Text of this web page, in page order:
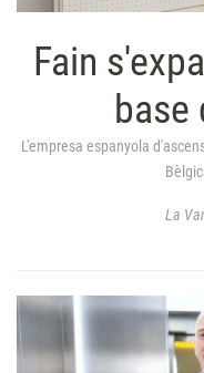
Fain
L'empresa espanyola
La